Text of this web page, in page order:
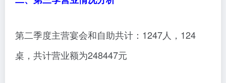
第二季度主营宴会和自助共计：1247人，124
桌，共计营业额为248447元